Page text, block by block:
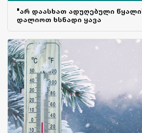
"არ დაასხათ ადუღებული
დალიოთ ხსნადი ყავა